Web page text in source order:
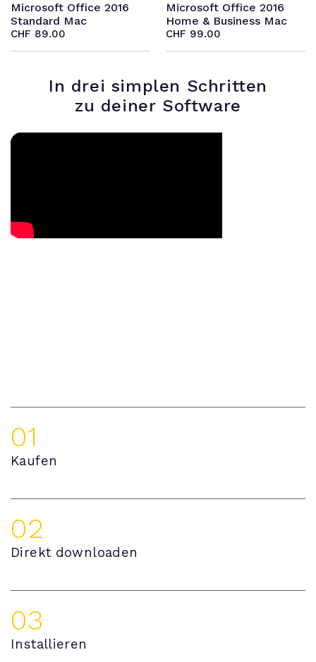
Microsoft Office 2016
Standard Mac
CHF 89.00
Microsoft Office 2016
Home & Business Mac
CHF 99.00
In drei simplen Schritten
zu deiner Software
01
Kaufen
02
Direkt downloaden
03
Installieren